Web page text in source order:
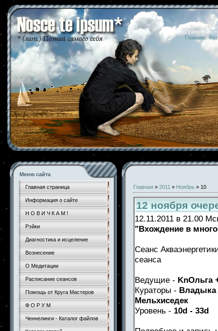
06.08.2026
Главная |
Меню сайта
Главная страница
Информация о сайте
Н О В И Ч К А М !
Рэйки
Диагностика и исцеление
Вознесение
О Медитации
Расписание сеансов
Помощь от Круга Мастеров
Ф О Р У М
Ченнелинги - Каталог файлов
Главная » 2011 » Ноябрь » 10
12 ноября
12.11.2011 в 21.00
"Вхождение в
Сеанс
сеанса
Ведущие - KnОльга
Кураторы - Владыка
Мельхиседек
Уровень - 10d - 33d